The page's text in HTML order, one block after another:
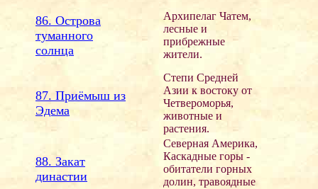
86. Острова
туманного
солнца
Архипелаг Чатем,
лесные и
прибрежные
жители.
87. Приёмыш из
Эдема
Степи Средней
Азии к востоку от
Четвероморья,
животные и
растения.
88. Закат
династии
Северная Америка,
Каскадные горы -
обитатели горных
долин, травоядные